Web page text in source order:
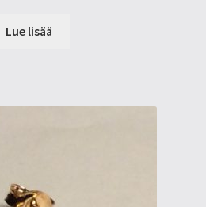
Lue lisää